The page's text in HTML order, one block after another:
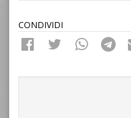
CONDIVIDI